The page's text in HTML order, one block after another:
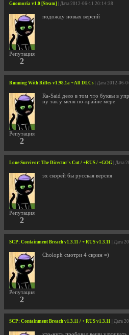
Gnomoria v1.0 [Steam] | Дата 2012-06-11 20:14:38
Репутация
2
подожду новых версий
Running With Rifles v1.98.1a + All DLCs | Дата 2012-06-
Репутация
2
Ra-Said дело в том что буквы в
ну так у меня по-крайне мере
Lone Survivor: The Director's Cut / +RUS / +GOG | Дата
Репутация
2
эх скорей бы русская версия
SCP: Containment Breach v1.3.11 / + RUS v1.3.11 | Дата
Репутация
2
Choloph смотри 4 скрин =)
SCP: Containment Breach v1.3.11 / + RUS v1.3.11 | Дата